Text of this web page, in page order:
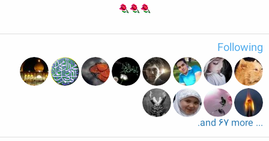
Following
... and 67 more.